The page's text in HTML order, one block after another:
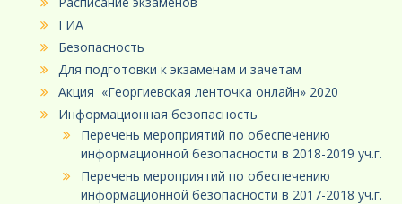
ГИА
Безопасность
Для подготовки к экзаменам и зачетам
Акция «Георгиевская ленточка онлайн» 2020
Информационная безопасность
Перечень мероприятий по обеспечению
информационной безопасности в 2018-2019 уч.г.
Перечень мероприятий по обеспечению
информационной безопасности в 2017-2018 уч.г.